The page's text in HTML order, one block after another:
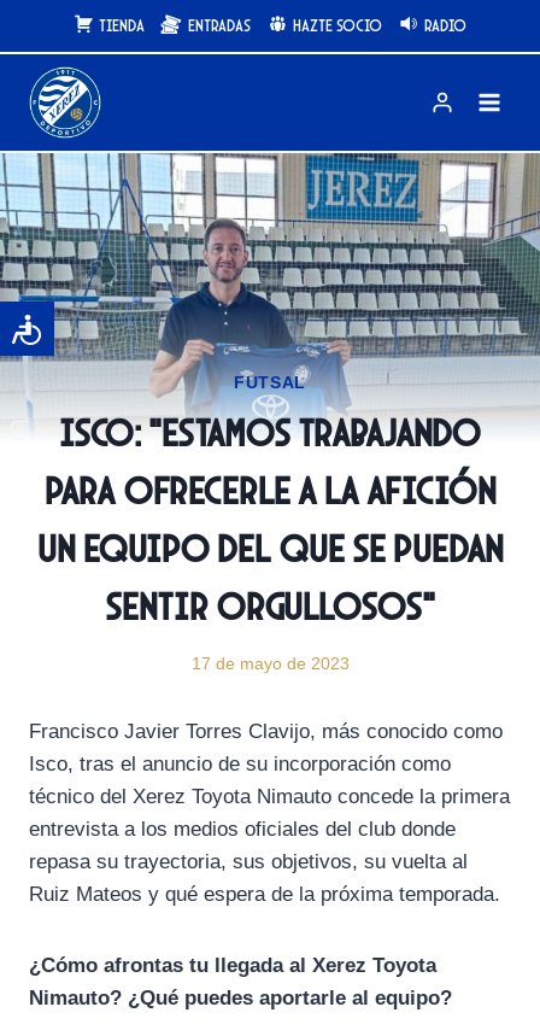
al
contenido
Tienda Entradas Hazte Socio Radio
FUTSAL
Isco: “Estamos trabajando
para ofrecerle a la afición
un equipo del que se puedan
sentir orgullosos”
17 de mayo de 2023
Francisco Javier Torres Clavijo, más conocido como
Isco, tras el anuncio de su incorporación como
técnico del Xerez Toyota Nimauto concede la primera
entrevista a los medios oficiales del club donde
repasa su trayectoria, sus objetivos, su vuelta al
Ruiz Mateos y qué espera de la próxima temporada.
¿Cómo afrontas tu llegada al Xerez Toyota
Nimauto? ¿Qué puedes aportarle al equipo?